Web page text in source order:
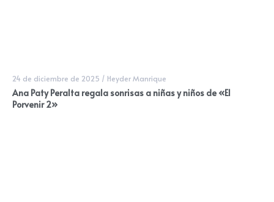
24 de diciembre de 2025 / Heyder Manrique
Ana Paty Peralta regala sonrisas a niñas y niños de «El
Porvenir 2»